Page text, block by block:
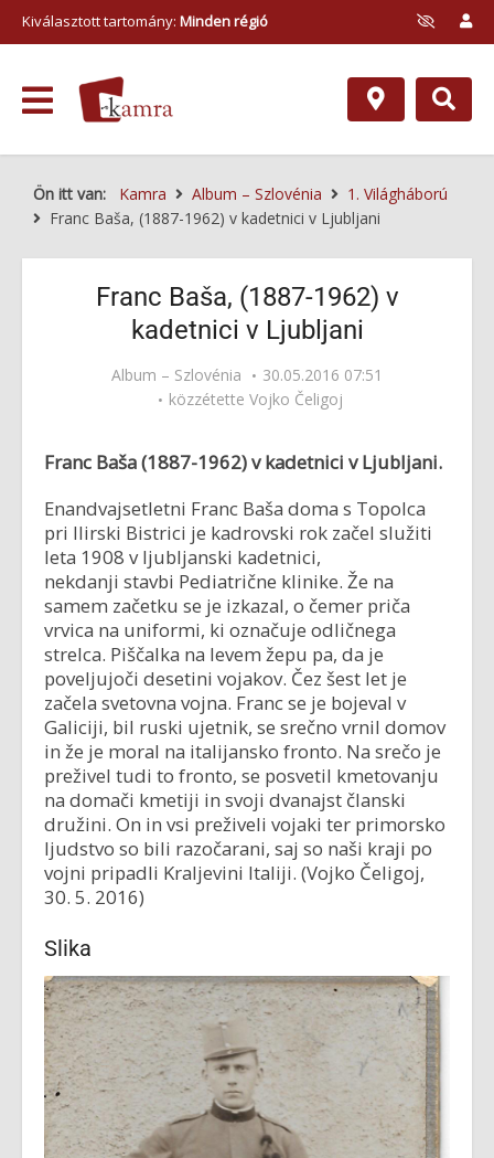
Kiválasztott tartomány: Minden régió
Ön itt van: Kamra Album – Szlovénia
1. Világháború
Franc Baša, (1887-1962) v kadetnici v Ljubljani
Franc Baša, (1887-1962) v
kadetnici v Ljubljani
Album – Szlovénia
30.05.2016 07:51
közzétette Vojko Čeligoj
Franc Baša (1887-1962) v kadetnici v Ljubljani.
Enandvajsetletni Franc Baša doma s Topolca
pri Ilirski Bistrici je kadrovski rok začel služiti
leta 1908 v ljubljanski kadetnici,
nekdanji stavbi Pediatrične klinike. Že na
samem začetku se je izkazal, o čemer priča
vrvica na uniformi, ki označuje odličnega
strelca. Piščalka na levem žepu pa, da je
poveljujoči desetini vojakov. Čez šest let je
začela svetovna vojna. Franc se je bojeval v
Galiciji, bil ruski ujetnik, se srečno vrnil domov
in že je moral na italijansko fronto. Na srečo je
preživel tudi to fronto, se posvetil kmetovanju
na domači kmetiji in svoji dvanajst članski
družini. On in vsi preživeli vojaki ter primorsko
ljudstvo so bili razočarani, saj so naši kraji po
vojni pripadli Kraljevini Italiji. (Vojko Čeligoj,
30. 5. 2016)
Slika